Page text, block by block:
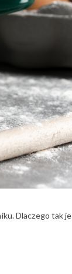
Dlaczego tak